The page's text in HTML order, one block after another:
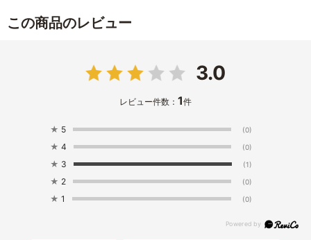
この商品のレビュー
3.0
レビュー件数： 1件
★ 5 (0)
★ 4 (0)
★ 3 (1)
★ 2 (0)
★ 1 (0)